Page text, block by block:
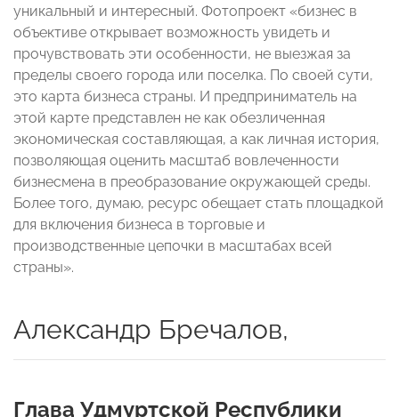
уникальный и интересный. Фотопроект «бизнес в
объективе открывает возможность увидеть и
прочувствовать эти особенности, не выезжая за
пределы своего города или поселка. По своей сути,
это карта бизнеса страны. И предприниматель на
этой карте представлен не как обезличенная
экономическая составляющая, а как личная история,
позволяющая оценить масштаб вовлеченности
бизнесмена в преобразование окружающей среды.
Более того, думаю, ресурс обещает стать площадкой
для включения бизнеса в торговые и
производственные цепочки в масштабах всей
страны».
Александр Бречалов,
Глава Удмуртской Республики